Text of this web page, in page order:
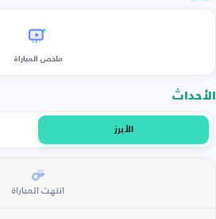
ملخص المباراة
الأحداث
الأبرز
انتهت المباراة